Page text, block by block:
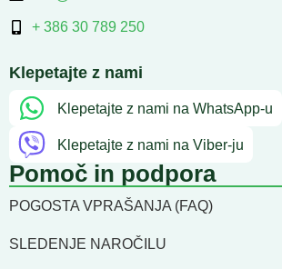
+ 386 30 789 250
Klepetajte z nami
Klepetajte z nami na WhatsApp-u
Klepetajte z nami na Viber-ju
Pomoč in podpora
POGOSTA VPRAŠANJA (FAQ)
SLEDENJE NAROČILU